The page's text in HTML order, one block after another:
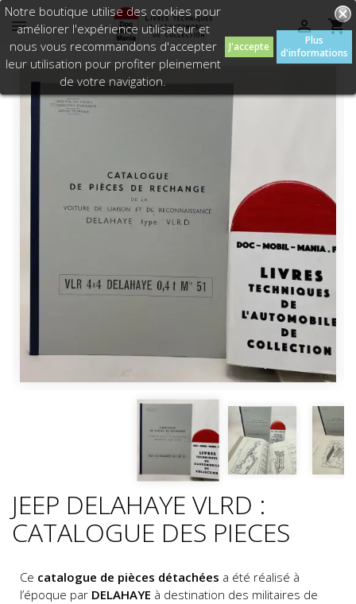
 

Notre boutique utilise des cookies pour
améliorer l'expérience utilisateur et
nous vous recommandons d'accepter
leur utilisation pour profiter pleinement
de votre navigation.
J'accepte
Plus
d'informations
JEEP DELAHAYE VLRD :
CATALOGUE DES PIECES
Ce catalogue de pièces détachées a été réalisé à
l’époque par DELAHAYE à destination des militaires de